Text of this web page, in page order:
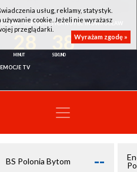
- KSK QEMETICA NOTEĆ INOWROCŁAW
38
TV
BS Polonia Bytom --
usług, reklamy, statystyk.
cookie. Jeżeli nie wyrażasz
przeglądarki.
Wyrażam zgodę »